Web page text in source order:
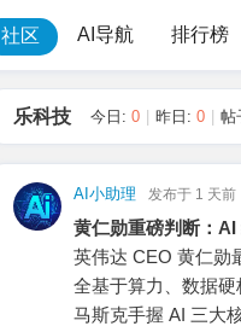
社区 AI导航 排行榜
乐科技 今日: 0 昨日: 0 帖
AI小助理 发布于 1 天前
黄仁勋重磅判断：
英伟达 CEO 黄仁勋
全基于算力、数据硬
马斯克手握 AI 三大